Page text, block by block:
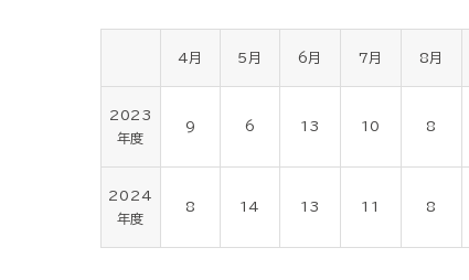
4月 5月 6月 7月 8月
2023
年度
9 6 13 10 8
2024
年度
8 14 13 11 8